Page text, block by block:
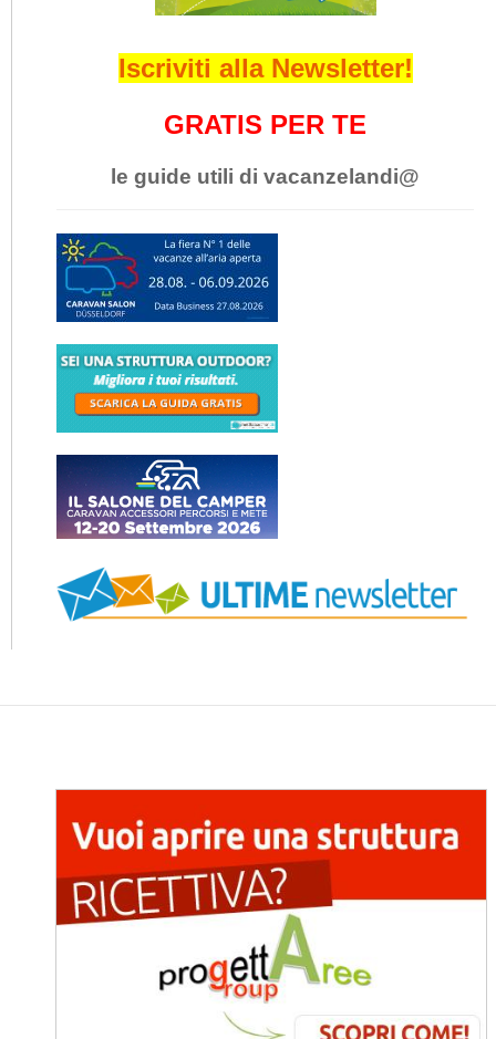
Iscriviti alla Newsletter!
GRATIS PER TE
le guide utili di vacanzelandi@